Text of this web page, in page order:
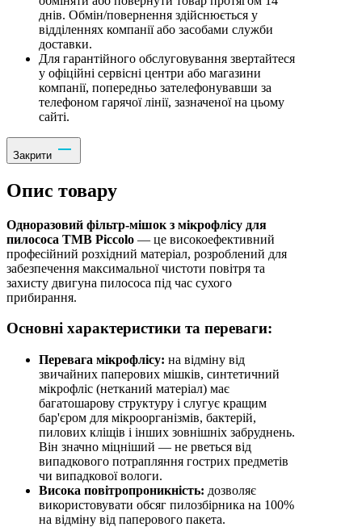
днів. Обмін/повернення здійснюється у
відділеннях компанії або засобами служби
доставки.
Для гарантійного обслуговування звертайтеся
у офіційні сервісні центри або магазини
компанії, попередньо зателефонувавши за
телефоном гарячої лінії, зазначеної на цьому
сайті.
Закрити
Опис товару
Одноразовий фільтр-мішок з мікрофлісу для
пилососа TMB Piccolo — це високоефективний
професійний розхідний матеріал, розроблений для
забезпечення максимальної чистоти повітря та
захисту двигуна пилососа під час сухого
прибирання.
Основні характеристики та переваги:
Перевага мікрофлісу: на відміну від
звичайних паперових мішків, синтетичний
мікрофліс (нетканий матеріал) має
багатошарову структуру і слугує кращим
бар'єром для мікроорганізмів, бактерій,
пилових кліщів і інших зовнішніх забруднень.
Він значно міцніший — не рветься від
випадкового потрапляння гострих предметів
чи випадкової вологи.
Висока повітропроникність: дозволяє
використовувати обсяг пилозбірника на 100%
на відміну від паперового пакета.